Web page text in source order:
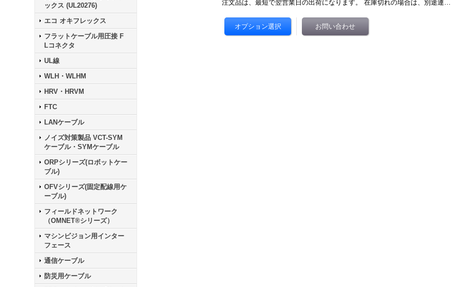
ックス (UL20276)
エコ オキフレックス
フラットケーブル用圧接 F
Lコネクタ
UL線
WLH・WLHM
HRV・HRVM
FTC
LANケーブル
ノイズ対策製品 VCT-SYM
ケーブル・SYMケーブル
ORPシリーズ(ロボットケー
ブル)
OFVシリーズ(固定配線用ケ
ーブル)
フィールドネットワーク
（OMNET®シリーズ）
マシンビジョン用インター
フェース
通信ケーブル
防災用ケーブル
注文品は、最短で翌営業日の出荷になります。 在庫切れの場合は、別途連…